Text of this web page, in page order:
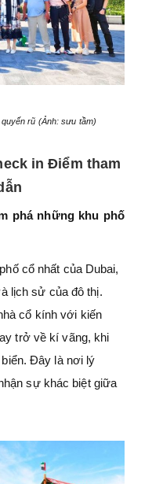
rũ (Ảnh: sưu tầm)
in Điểm tham
phá những khu phố
cổ nhất của Dubai,
lịch sử của đô thị.
cổ kính với kiến
trở về kí vãng, khi
biển. Đây là nơi lý
sự khác biệt giữa